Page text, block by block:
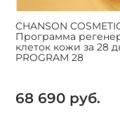
CHANSON
Программа
клеток кожи за 28
PROGRAM 28
68 690 руб.